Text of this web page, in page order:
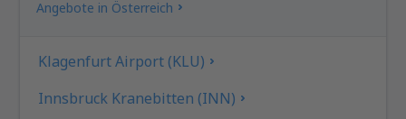
Angebote in Österreich
Klagenfurt Airport (KLU)
Innsbruck Kranebitten (INN)